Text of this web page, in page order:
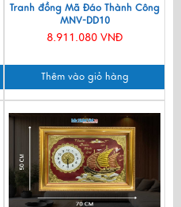
Tranh đồng Mã Đáo Thành Công
MNV-DD10
8.911.080 VNĐ
Thêm vào giỏ hàng